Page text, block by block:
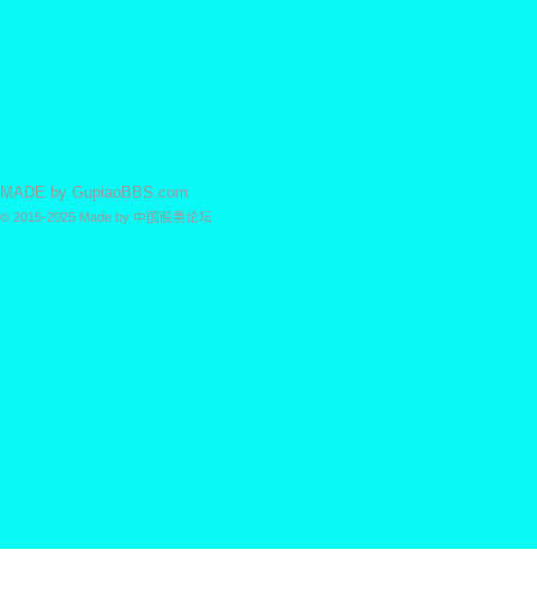
MADE by GupiaoBBS.com
© 2015-2025 Made by 中国股票论坛